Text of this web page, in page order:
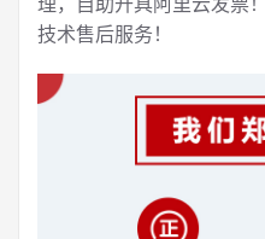
技术售后服务！